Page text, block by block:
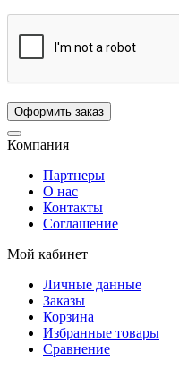
Компания
Партнеры
О нас
Контакты
Соглашение
Мой кабинет
Личные данные
Заказы
Корзина
Избранные товары
Сравнение